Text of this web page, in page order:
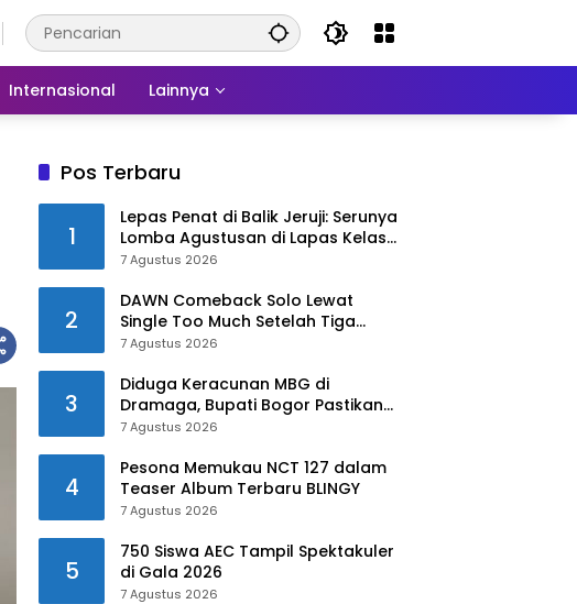
Internasional Lainnya
Pos Terbaru
1
Lepas Penat di Balik Jeruji: Serunya
Lomba Agustusan di Lapas Kelas
IIB Sukabumi
7 Agustus 2026
2
DAWN Comeback Solo Lewat
Single Too Much Setelah Tiga
Tahun
7 Agustus 2026
3
Diduga Keracunan MBG di
Dramaga, Bupati Bogor Pastikan
Pengobatan Gratis!!
7 Agustus 2026
4
Pesona Memukau NCT 127 dalam
Teaser Album Terbaru BLINGY
7 Agustus 2026
5
750 Siswa AEC Tampil Spektakuler
di Gala 2026
7 Agustus 2026